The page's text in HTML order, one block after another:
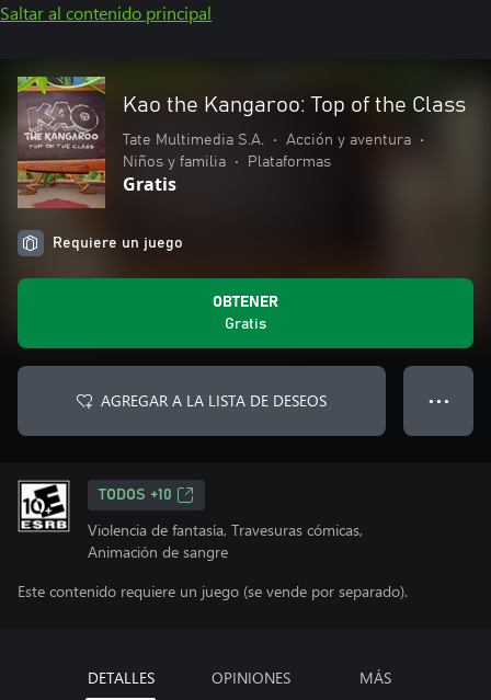
Saltar al contenido principal
Kao the Kangaroo: Top of the Class
Tate Multimedia S.A. • Acción y aventura
•
Niños y familia
• Plataformas
Gratis
Requiere un juego
OBTENER
Gratis
AGREGAR A LA LISTA DE DESEOS ● ● ●
TODOS +10
Violencia de fantasía, Travesuras cómicas,
Animación de sangre
Este contenido requiere un juego (se vende por separado).
DETALLES OPINIONES MÁS